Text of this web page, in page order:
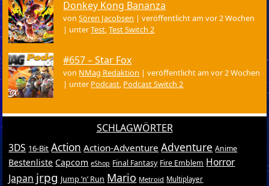
Donkey Kong Bananza
vonSören Jacobsen |veröffentlicht am vor 2 Wochen
| unterTest,Test Switch 2
#657 – Star Fox
von NMag Redaktion |veröffentlicht am vor 2 Wochen
| unter Podcast, Podcast Switch 2
SCHLAGWÖRTER
3DS 16-Bit Action Action-Adventure Adventure Anime
Bestenliste Capcom eShop Final Fantasy Fire Emblem Horror
Japan jrpg Jump ’n’ Run Mario Metroid Multiplayer